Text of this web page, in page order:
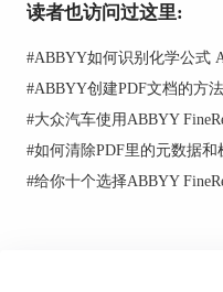
读者也访问过这里:
#ABBYY如何识别化学公式
#ABBYY创建PDF文档的方
#大众汽车使用ABBYY
#如何清除PDF里的元数据和
#给你十个选择ABBYY